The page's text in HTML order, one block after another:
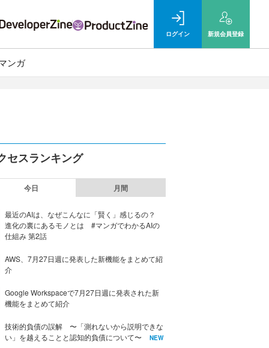
ログイン 新規会員登録
ンガ
セスランキング
今日 月間
最近のAIは、なぜこんなに「賢く」感じるの？
進化の裏にあるモノとは #マンガでわかるAIの
仕組み 第2話
AWS、7月27日週に発表した新機能をまとめて紹
介
Google Workspaceで7月27日週に発表された新
機能をまとめて紹介
技術的負債の誤解 〜「測れないから説明できな
い」を越えることと認知的負債について〜
NEW